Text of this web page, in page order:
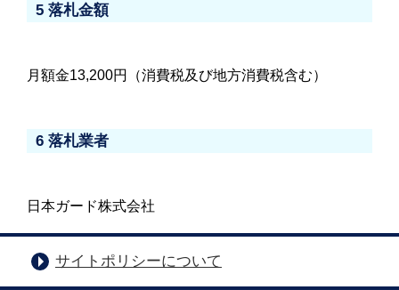
5 落札金額
月額金13,200円（消費税及び地方消費税含む）
6 落札業者
日本ガード株式会社
サイトポリシーについて